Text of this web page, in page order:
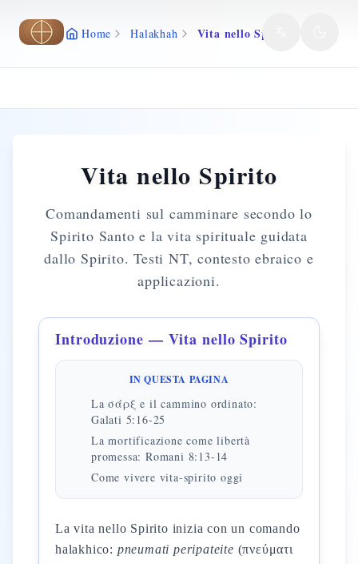
Vai al contenuto principale
Home Halakhah Vita nello Spirito
Vita nello Spirito
Comandamenti sul camminare secondo lo
Spirito Santo e la vita spirituale guidata
dallo Spirito. Testi NT, contesto ebraico e
applicazioni.
Introduzione — Vita nello Spirito
IN QUESTA PAGINA
La σάρξ e il cammino ordinato:
Galati 5:16-25
La mortificazione come libertà
promessa: Romani 8:13-14
Come vivere vita-spirito oggi
La vita nello Spirito inizia con un comando
halakhico: pneumati peripateite (πνεύματι